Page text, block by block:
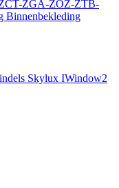
ZGA-ZOZ-ZTB-
Binnenbekleding
Skylux IWindow2